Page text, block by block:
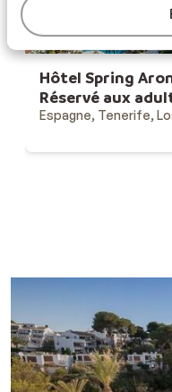
Hôtel Spring
Réservé aux
Espagne, Tenerife,